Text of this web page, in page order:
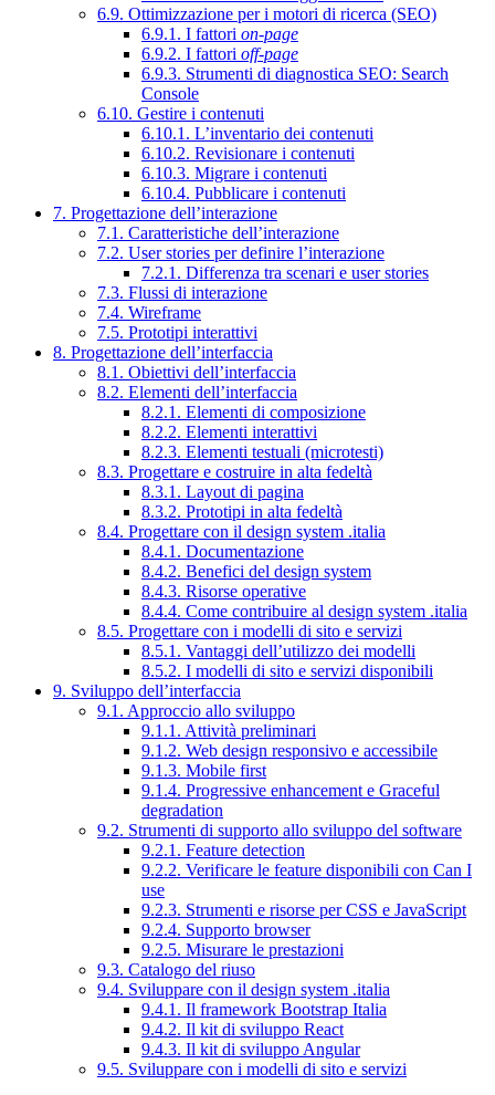
6.9. Ottimizzazione per i motori di ricerca (SEO)
6.9.1. I fattori on-page
6.9.2. I fattori off-page
6.9.3. Strumenti di diagnostica SEO: Search
Console
6.10. Gestire i contenuti
6.10.1. L’inventario dei contenuti
6.10.2. Revisionare i contenuti
6.10.3. Migrare i contenuti
6.10.4. Pubblicare i contenuti
7. Progettazione dell’interazione
7.1. Caratteristiche dell’interazione
7.2. User stories per definire l’interazione
7.2.1. Differenza tra scenari e user stories
7.3. Flussi di interazione
7.4. Wireframe
7.5. Prototipi interattivi
8. Progettazione dell’interfaccia
8.1. Obiettivi dell’interfaccia
8.2. Elementi dell’interfaccia
8.2.1. Elementi di composizione
8.2.2. Elementi interattivi
8.2.3. Elementi testuali (microtesti)
8.3. Progettare e costruire in alta fedeltà
8.3.1. Layout di pagina
8.3.2. Prototipi in alta fedeltà
8.4. Progettare con il design system .italia
8.4.1. Documentazione
8.4.2. Benefici del design system
8.4.3. Risorse operative
8.4.4. Come contribuire al design system .italia
8.5. Progettare con i modelli di sito e servizi
8.5.1. Vantaggi dell’utilizzo dei modelli
8.5.2. I modelli di sito e servizi disponibili
9. Sviluppo dell’interfaccia
9.1. Approccio allo sviluppo
9.1.1. Attività preliminari
9.1.2. Web design responsivo e accessibile
9.1.3. Mobile first
9.1.4. Progressive enhancement e Graceful
degradation
9.2. Strumenti di supporto allo sviluppo del software
9.2.1. Feature detection
9.2.2. Verificare le feature disponibili con Can I
use
9.2.3. Strumenti e risorse per CSS e JavaScript
9.2.4. Supporto browser
9.2.5. Misurare le prestazioni
9.3. Catalogo del riuso
9.4. Sviluppare con il design system .italia
9.4.1. Il framework Bootstrap Italia
9.4.2. Il kit di sviluppo React
9.4.3. Il kit di sviluppo Angular
9.5. Sviluppare con i modelli di sito e servizi